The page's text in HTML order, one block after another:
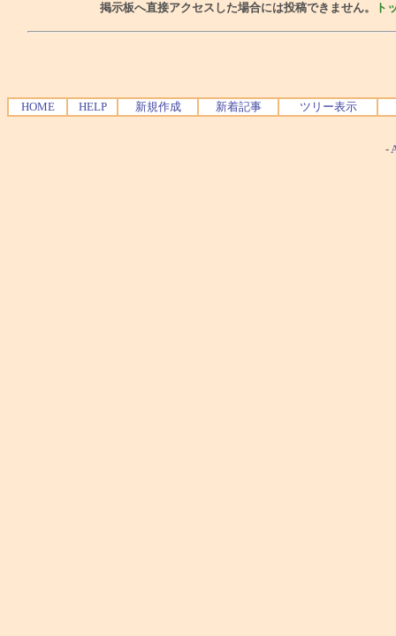
掲示板へ直接アクセスした場合には投稿できません。 ト
HOME HELP 新規作成 新着記事 ツリー表示
-